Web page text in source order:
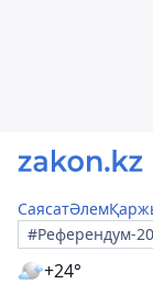
СаясатӘлем
#Референдум-
+24°